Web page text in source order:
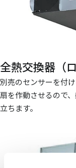
全熱交換器（
別売のセンサーを付
扇を作動させるので
立ちます。